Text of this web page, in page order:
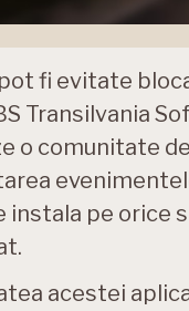
fi evitate
Transilvania
o comunitate
instala pe orice
acestei